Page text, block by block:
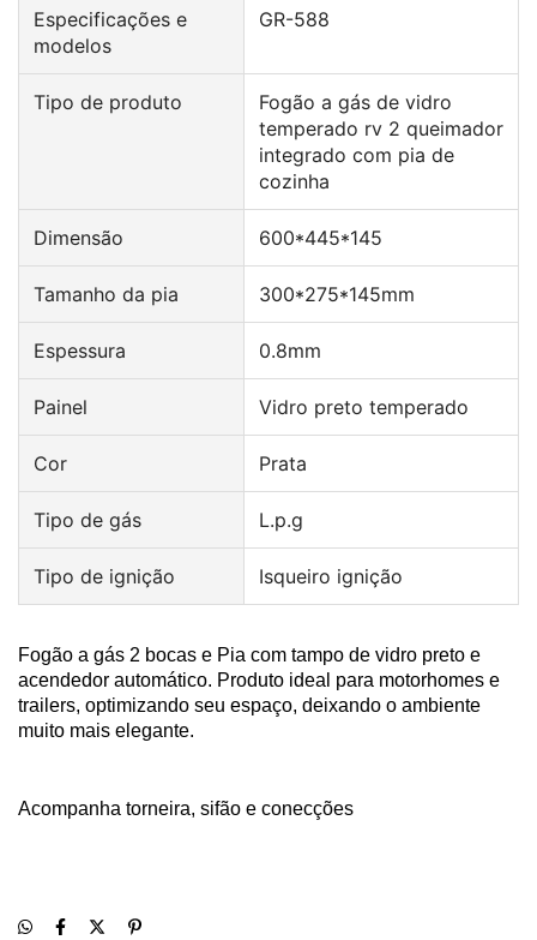
Especificações e
modelos
GR-588
Tipo de produto
Fogão a gás de vidro
temperado rv 2 queimador
integrado com pia de
cozinha
Dimensão 600*445*145
Tamanho da pia 300*275*145mm
Espessura 0.8mm
Painel Vidro preto temperado
Cor Prata
Tipo de gás L.p.g
Tipo de ignição Isqueiro ignição
Fogão a gás 2 bocas e Pia com tampo de vidro preto e
acendedor automático. Produto ideal para motorhomes e
trailers, optimizando seu espaço, deixando o ambiente
muito mais elegante.
Acompanha torneira, sifão e conecções